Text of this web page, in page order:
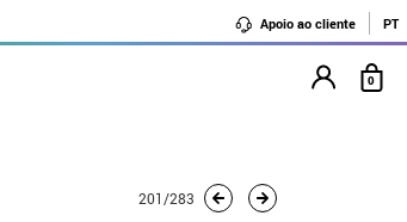
Apoio ao cliente PT
0
201/283